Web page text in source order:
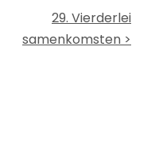
29. Vierderlei
samenkomsten >